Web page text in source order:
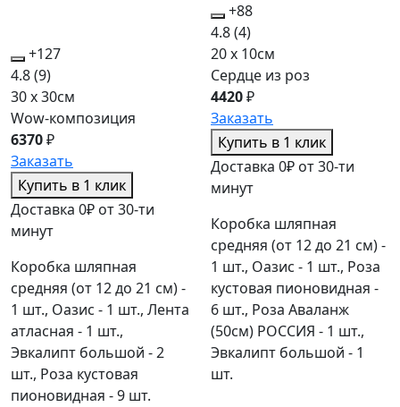
+127
4.8(9)
30 x 30см
Wow-композиция
6370₽
Заказать
Купить в 1 клик
Доставка 0₽ от 30-ти
минут
Коробка шляпная
средняя (от 12 до 21 см) -
1 шт., Оазис - 1 шт., Лента
атласная - 1 шт.,
Эвкалипт большой - 2
шт., Роза кустовая
пионовидная - 9 шт.
+88
4.8(4)
20 x 10см
Сердце из роз
4420₽
Заказать
Купить в 1 клик
Доставка 0₽ от 30-ти
минут
Коробка шляпная
средняя (от 12 до 21 см) -
1 шт., Оазис - 1 шт., Роза
кустовая пионовидная -
6 шт., Роза Аваланж
(50см) РОССИЯ - 1 шт.,
Эвкалипт большой - 1
шт.